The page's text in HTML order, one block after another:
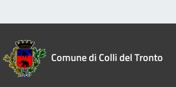
Comune di Colli del Tronto